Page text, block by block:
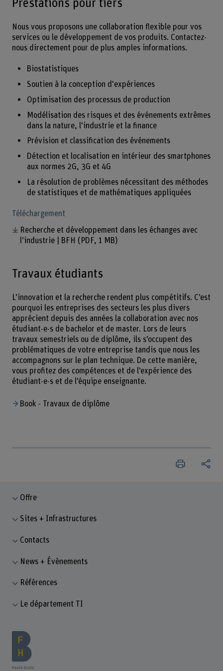
Prestations pour tiers
Nous vous proposons une collaboration flexible pour vos
services ou le développement de vos produits. Contactez-
nous directement pour de plus amples informations.
Biostatistiques
Soutien à la conception d'expériences
Optimisation des processus de production
Modélisation des risques et des événements extrêmes
dans la nature, l'industrie et la finance
Prévision et classification des événements
Détection et localisation en intérieur des smartphones
aux normes 2G, 3G et 4G
La résolution de problèmes nécessitant des méthodes
de statistiques et de mathématiques appliquées
Téléchargement
Recherche et développement dans les échanges avec
l’industrie | BFH (PDF, 1 MB)
Travaux étudiants
L’innovation et la recherche rendent plus compétitifs. C’est
pourquoi les entreprises des secteurs les plus divers
apprécient depuis des années la collaboration avec nos
étudiant-e-s de bachelor et de master. Lors de leurs
travaux semestriels ou de diplôme, ils s’occupent des
problématiques de votre entreprise tandis que nous les
accompagnons sur le plan technique. De cette manière,
vous profitez des compétences et de l’expérience des
étudiant-e-s et de l’équipe enseignante.
Book - Travaux de diplôme
Offre
Sites + Infrastructures
Contacts
News + Évènements
Références
Le département TI